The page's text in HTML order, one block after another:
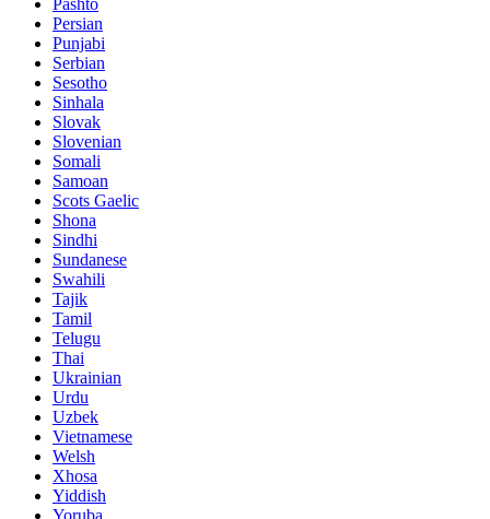
Persian
Punjabi
Serbian
Sesotho
Sinhala
Slovak
Slovenian
Somali
Samoan
Scots Gaelic
Shona
Sindhi
Sundanese
Swahili
Tajik
Tamil
Telugu
Thai
Ukrainian
Urdu
Uzbek
Vietnamese
Welsh
Xhosa
Yiddish
Yoruba